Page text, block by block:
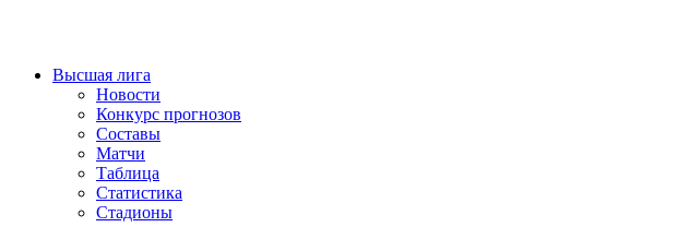
Высшая лига
Новости
Конкурс прогнозов
Составы
Матчи
Таблица
Статистика
Стадионы